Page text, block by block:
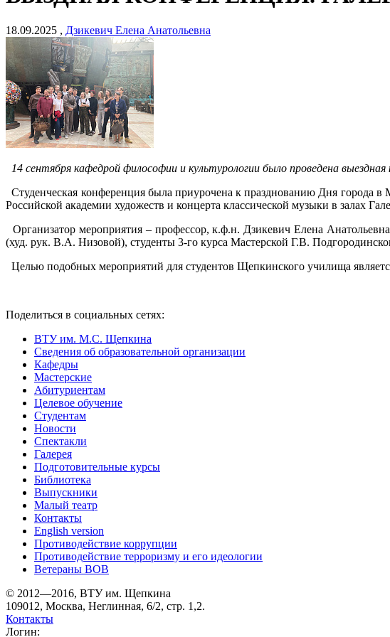
18.09.2025 , Дзикевич Елена Анатольевна
14 сентября кафедрой философии и культурологии было проведена выездная
Студенческая конференция была приурочена к празднованию Дня города
Российской академии художеств и концерта классической музыки в залах
Организатор мероприятия – профессор, к.ф.н. Дзикевич Елена
(худ. рук. В.А. Низовой), студенты 3-го курса Мастерской Г.В.
Целью подобных мероприятий для студентов Щепкинского училища
Поделиться в социальных сетях:
ВТУ им. М.С. Щепкина
Сведения об образовательной организации
Кафедры
Мастерские
Абитуриентам
Целевое обучение
Студентам
Новости
Спектакли
Галерея
Подготовительные курсы
Библиотека
Выпускники
Малый театр
Контакты
English version
Противодействие коррупции
Противодействие терроризму и его идеологии
Ветераны ВОВ
© 2012—2016, ВТУ им. Щепкина
109012, Москва, Неглинная, 6/2, стр. 1,2.
Контакты
Логин: